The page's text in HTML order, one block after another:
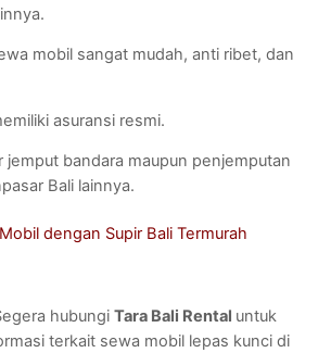
mobil sangat mudah, anti ribet, dan
asuransi resmi.
jemput bandara maupun penjemputan
Bali lainnya.
dengan Supir Bali Termurah
hubungiTara Bali Rental untuk
terkait sewa mobil lepas kunci di